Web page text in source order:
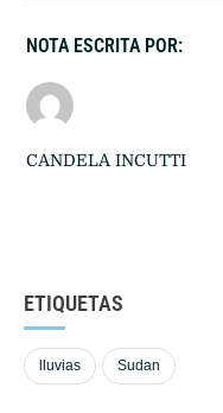
NOTA ESCRITA POR:
CANDELA INCUTTI
ETIQUETAS
lluvias Sudan